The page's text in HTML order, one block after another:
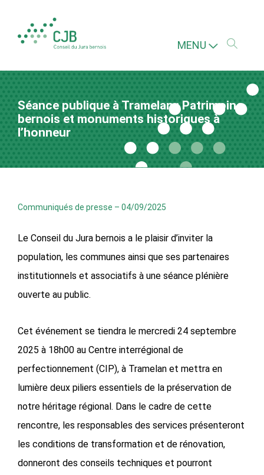
MENU
Séance publique à Tramelan : Patrimoine
bernois et monuments historiques à
l’honneur
Communiqués de presse – 04/09/2025
Le Conseil du Jura bernois a le plaisir d’inviter la
population, les communes ainsi que ses partenaires
institutionnels et associatifs à une séance plénière
ouverte au public.
Cet événement se tiendra le mercredi 24 septembre
2025 à 18h00 au Centre interrégional de
perfectionnement (CIP), à Tramelan et mettra en
lumière deux piliers essentiels de la préservation de
notre héritage régional. Dans le cadre de cette
rencontre, les responsables des services présenteront
les conditions de transformation et de rénovation,
donneront des conseils techniques et pourront